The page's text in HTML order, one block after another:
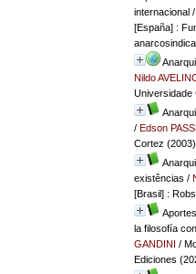
internacional/
[España] :
Nildo
Universidade
/ Edson
Cortez (2003)
existências /
[Brasil] :
la filosofía
GANDINI /
Ediciones